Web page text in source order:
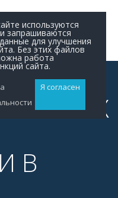
В
используются
запрашиваются
для улучшения
Без этих файлов
работа
сайта.
Я согласен